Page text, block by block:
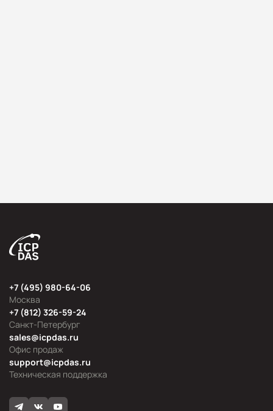
Москва
+7 (495) 980-64-06
Офис продаж
sales@icpdas.ru
Санкт-Петербург
+7 (812) 326-59-24
Техническая поддержка
support@icpdas.ru